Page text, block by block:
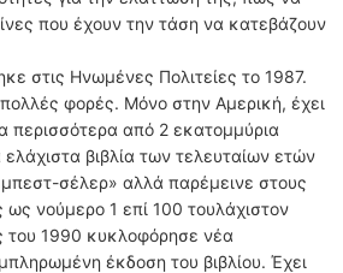
που έχουν την τάση να κατεβάζουν
στις Ηνωμένες Πολιτείες το 1987.
φορές. Μόνο στην Αμερική, έχει
περισσότερα από 2 εκατομμύρια
ελάχιστα βιβλία των τελευταίων ετών
σέλερ» αλλά παρέμεινε στους
ως νούμερο 1 επί 100 τουλάχιστον
του 1990 κυκλοφόρησε νέα
έκδοση του βιβλίου. Έχει